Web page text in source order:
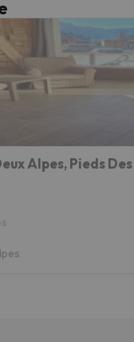
Alpes, Pieds